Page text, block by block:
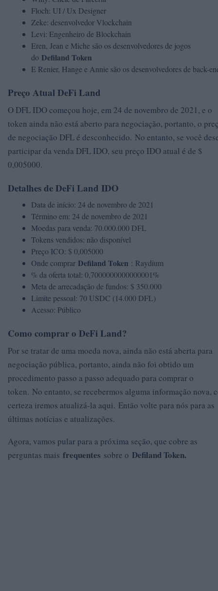
Floch: UI / Ux Designer
Zeke: desenvolvedor Vlockchain
Levi: Engenheiro de Blockchain
Eren, Jean e Miche são os desenvolvedores de jogos
do Defiland Token
E Renier, Hange e Annie são os desenvolvedores de back-
Preço Atual DeFi Land
O DFL IDO começou hoje, em 24 de novembro de 2021, e o
token ainda não está aberto para negociação, portanto, o
de negociação DFL é desconhecido. No entanto, se você
participar da venda DFL IDO, seu preço IDO atual é de $
0,005000.
Detalhes de DeFi Land IDO
Data de início: 24 de novembro de 2021
Término em: 24 de novembro de 2021
Moedas para venda: 70.000.000 DFL
Tokens vendidos: não disponível
Preço ICO: $ 0,005000
Onde comprar Defiland Token : Raydium
% da oferta total: 0,7000000000000001%
Meta de arrecadação de fundos: $ 350.000
Limite pessoal: 70 USDC (14.000 DFL)
Acesso: Público
Como comprar o DeFi Land?
Por se tratar de uma moeda nova, ainda não está aberta para
negociação pública, portanto, ainda não foi obtido um
procedimento passo a passo adequado para comprar o
token. No entanto, se recebermos alguma informação nova,
certeza iremos atualizá-la aqui. Então volte para nós para as
últimas notícias e atualizações.
Agora, vamos pular para a próxima seção, que cobre as
perguntas mais frequentes sobre o Defiland Token.